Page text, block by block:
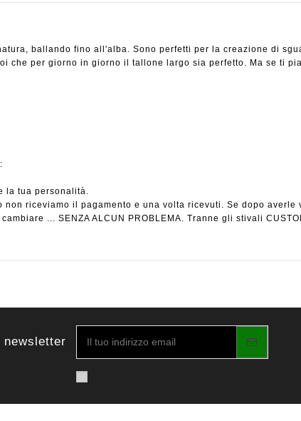
ballando fino all'alba. Sono perfetti per la creazione di
che per giorno in giorno il tallone largo sia perfetto. Ma se ti
la tua personalità.
riceviamo il pagamento e una volta ricevuti. Se dopo averle
... SENZA ALCUN PROBLEMA. Tranne gli stivali
newsletter